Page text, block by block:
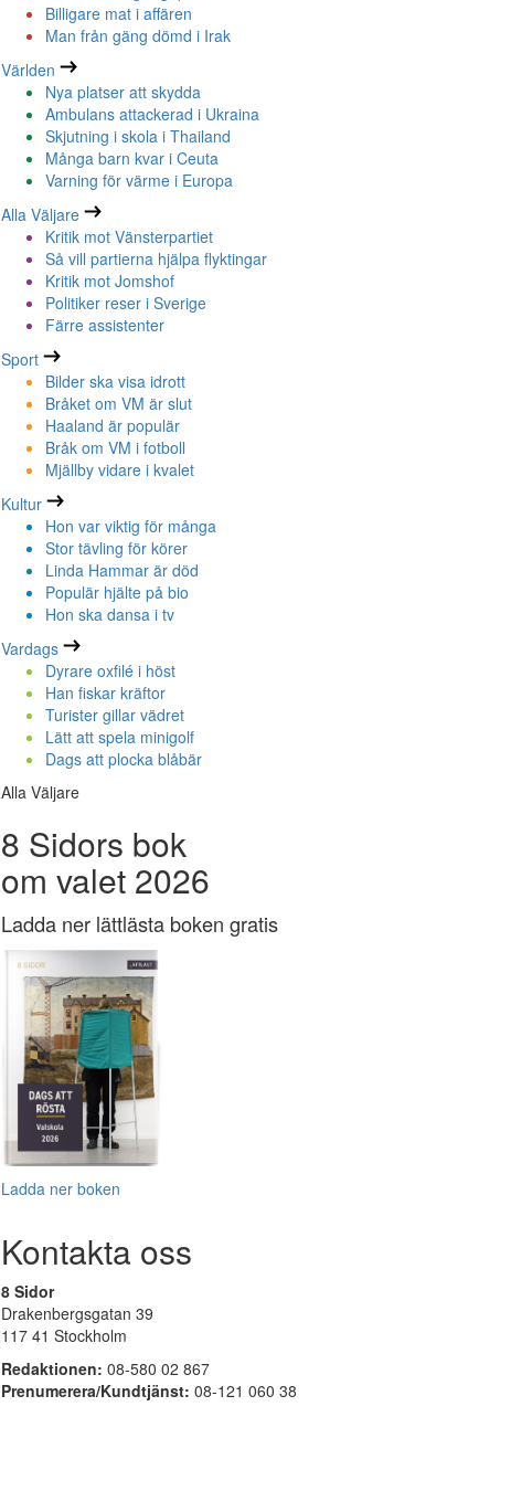
Billigare mat i affären
Man från gäng dömd i Irak
Världen
Nya platser att skydda
Ambulans attackerad i Ukraina
Skjutning i skola i Thailand
Många barn kvar i Ceuta
Varning för värme i Europa
Alla Väljare
Kritik mot Vänsterpartiet
Så vill partierna hjälpa flyktingar
Kritik mot Jomshof
Politiker reser i Sverige
Färre assistenter
Sport
Bilder ska visa idrott
Bråket om VM är slut
Haaland är populär
Bråk om VM i fotboll
Mjällby vidare i kvalet
Kultur
Hon var viktig för många
Stor tävling för körer
Linda Hammar är död
Populär hjälte på bio
Hon ska dansa i tv
Vardags
Dyrare oxfilé i höst
Han fiskar kräftor
Turister gillar vädret
Lätt att spela minigolf
Dags att plocka blåbär
Alla Väljare
8 Sidors bok
om valet 2026
Ladda ner lättlästa boken gratis
Ladda ner boken
Kontakta oss
8 Sidor
Drakenbergsgatan 39
117 41 Stockholm
Redaktionen: 08-580 02 867
Prenumerera/Kundtjänst: 08-121 060 38